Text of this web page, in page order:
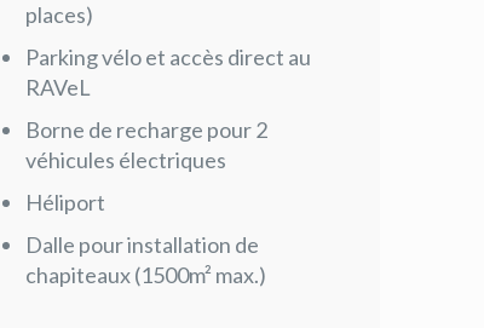
places)
Parking vélo et accès direct au
RAVeL
Borne de recharge pour 2
véhicules électriques
Héliport
Dalle pour installation de
chapiteaux (1500m² max.)